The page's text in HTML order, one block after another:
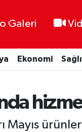
Galeri
Ekonomi
Mayıs